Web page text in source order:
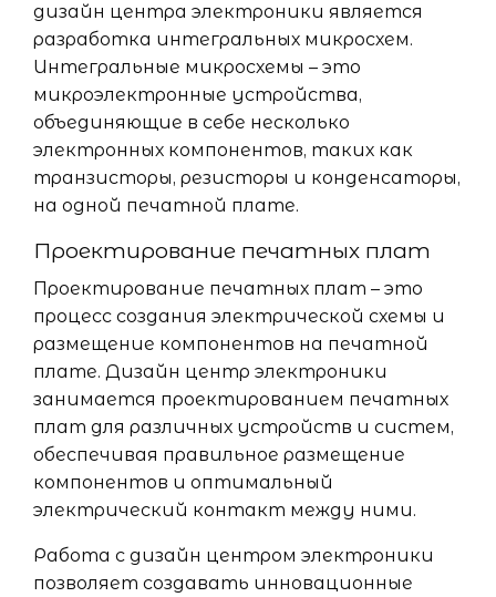
дизайн центра электроники является
разработка интегральных микросхем.
Интегральные микросхемы – это
микроэлектронные устройства,
объединяющие в себе несколько
электронных компонентов, таких как
транзисторы, резисторы и конденсаторы,
на одной печатной плате.
Проектирование печатных плат
Проектирование печатных плат – это
процесс создания электрической схемы и
размещение компонентов на печатной
плате. Дизайн центр электроники
занимается проектированием печатных
плат для различных устройств и систем,
обеспечивая правильное размещение
компонентов и оптимальный
электрический контакт между ними.
Работа с дизайн центром электроники
позволяет создавать инновационные